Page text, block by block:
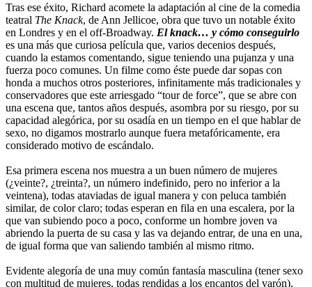
Tras ese éxito, Richard acomete la adaptación al cine de la comedia
teatral The Knack, de Ann Jellicoe, obra que tuvo un notable éxito
en Londres y en el off-Broadway. El knack… y cómo conseguirlo
es una más que curiosa película que, varios decenios después,
cuando la estamos comentando, sigue teniendo una pujanza y una
fuerza poco comunes. Un filme como éste puede dar sopas con
honda a muchos otros posteriores, infinitamente más tradicionales y
conservadores que este arriesgado “tour de force”, que se abre con
una escena que, tantos años después, asombra por su riesgo, por su
capacidad alegórica, por su osadía en un tiempo en el que hablar de
sexo, no digamos mostrarlo aunque fuera metafóricamente, era
considerado motivo de escándalo.
Esa primera escena nos muestra a un buen número de mujeres
(¿veinte?, ¿treinta?, un número indefinido, pero no inferior a la
veintena), todas ataviadas de igual manera y con peluca también
similar, de color claro; todas esperan en fila en una escalera, por la
que van subiendo poco a poco, conforme un hombre joven va
abriendo la puerta de su casa y las va dejando entrar, de una en una,
de igual forma que van saliendo también al mismo ritmo.
Evidente alegoría de una muy común fantasía masculina (tener sexo
con multitud de mujeres, todas rendidas a los encantos del varón),